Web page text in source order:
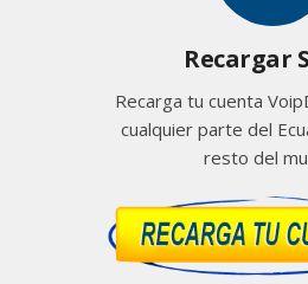
Recargar
Recarga tu cuenta
cualquier parte del
resto del